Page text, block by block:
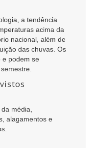
a tendência
acima da
nacional, além de
das chuvas. Os
e podem se
média,
alagamentos e